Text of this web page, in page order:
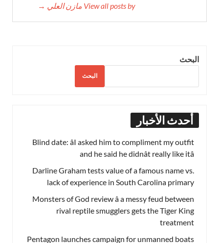
View all posts by مازن العلي →
البحث
البحث
أحدث الأخبار
Blind date: âI asked him to compliment my outfit
and he said he didnât really like itâ
Darline Graham tests value of a famous name vs.
lack of experience in South Carolina primary
Monsters of God review â a messy feud between
rival reptile smugglers gets the Tiger King
treatment
Pentagon launches campaign for unmanned boats